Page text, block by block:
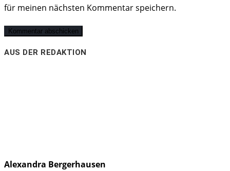
für meinen nächsten Kommentar speichern.
AUS DER REDAKTION
Alexandra Bergerhausen